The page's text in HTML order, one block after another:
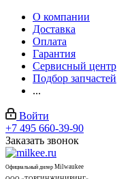
О компании
Доставка
Оплата
Гарантия
Сервисный центр
Подбор запчастей
...
Войти
+7 495 660-39-90
Заказать звонок
Официальный дилер Milwaukee